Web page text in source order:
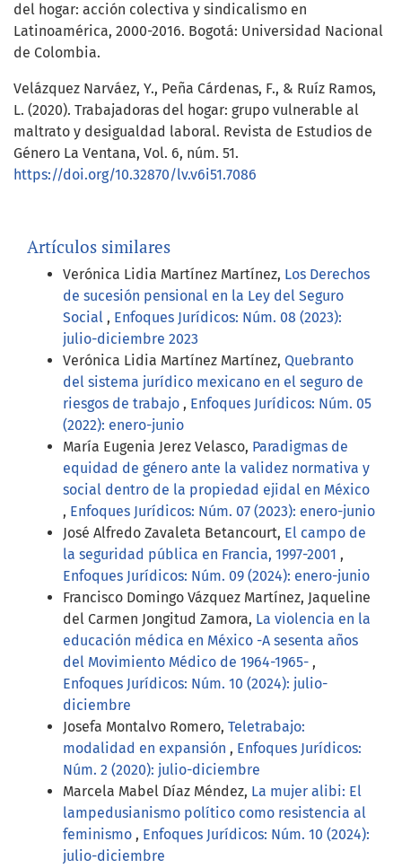
del hogar: acción colectiva y sindicalismo en
Latinoamérica, 2000-2016. Bogotá: Universidad Nacional
de Colombia.
Velázquez Narváez, Y., Peña Cárdenas, F., & Ruíz Ramos,
L. (2020). Trabajadoras del hogar: grupo vulnerable al
maltrato y desigualdad laboral. Revista de Estudios de
Género La Ventana, Vol. 6, núm. 51.
https://doi.org/10.32870/lv.v6i51.7086
Artículos similares
Verónica Lidia Martínez Martínez, Los Derechos
de sucesión pensional en la Ley del Seguro
Social , Enfoques Jurídicos: Núm. 08 (2023):
julio-diciembre 2023
Verónica Lidia Martínez Martínez, Quebranto
del sistema jurídico mexicano en el seguro de
riesgos de trabajo , Enfoques Jurídicos: Núm. 05
(2022): enero-junio
María Eugenia Jerez Velasco, Paradigmas de
equidad de género ante la validez normativa y
social dentro de la propiedad ejidal en México
, Enfoques Jurídicos: Núm. 07 (2023): enero-junio
José Alfredo Zavaleta Betancourt, El campo de
la seguridad pública en Francia, 1997-2001 ,
Enfoques Jurídicos: Núm. 09 (2024): enero-junio
Francisco Domingo Vázquez Martínez, Jaqueline
del Carmen Jongitud Zamora, La violencia en la
educación médica en México -A sesenta años
del Movimiento Médico de 1964-1965- ,
Enfoques Jurídicos: Núm. 10 (2024): julio-
diciembre
Josefa Montalvo Romero, Teletrabajo:
modalidad en expansión , Enfoques Jurídicos:
Núm. 2 (2020): julio-diciembre
Marcela Mabel Díaz Méndez, La mujer alibi: El
lampedusianismo político como resistencia al
feminismo , Enfoques Jurídicos: Núm. 10 (2024):
julio-diciembre